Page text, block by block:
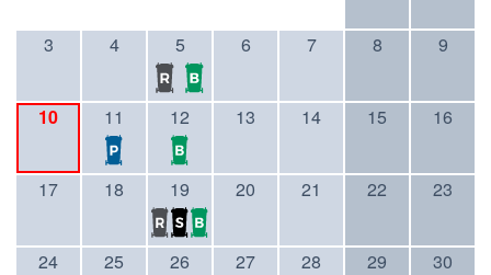
3 4 5 6 7 8 9
10 11 12 13 14 15 16
17 18 19 20 21 22 23
24 25 26 27 28 29 30